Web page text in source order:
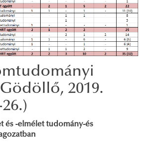
2019.
és -elmélet tudomány-és